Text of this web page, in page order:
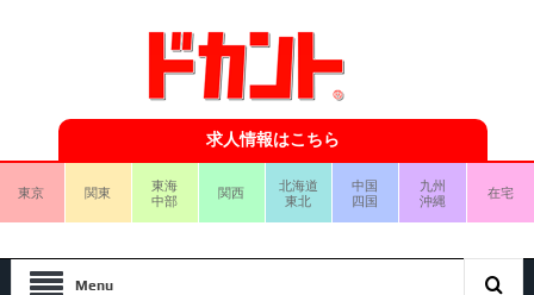
求人情報はこちら
東京 関東
東海
中部
関西
北海道
東北
中国
四国
九州
沖縄
在宅
Menu